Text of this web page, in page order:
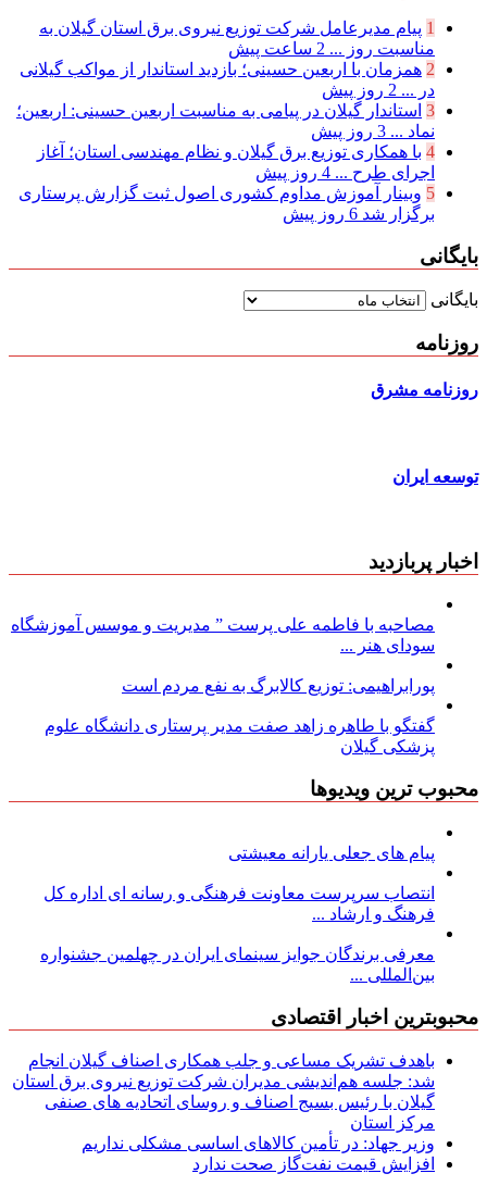
1 پیام مدیرعامل شركت توزیع نیروی برق استان گیلان به
مناسبت روز ... 2 ساعت پیش
2 همزمان با اربعین حسینی؛ بازدید استاندار از مواکب گیلانی
در ... 2 روز پیش
3 استاندار گیلان در پیامی به مناسبت اربعین حسینی: اربعین؛
نماد ... 3 روز پیش
4 با همکاری توزیع برق گیلان و نظام مهندسی استان؛ آغاز
اجرای طرح ... 4 روز پیش
5 وبینار آموزش مداوم کشوری اصول ثبت گزارش پرستاری
برگزار شد 6 روز پیش
بایگانی
بایگانی
روزنامه
روزنامه مشرق
توسعه ایران
اخبار پربازدید
مصاحبه با فاطمه علی پرست ” مدیریت و موسس آموزشگاه
سودای هنر ...
پورابراهیمی: توزیع کالابرگ به نفع مردم است
گفتگو با طاهره زاهد صفت مدیر پرستاری دانشگاه علوم
پزشکی گیلان
محبوب ترین ویدیوها
پیام های جعلی یارانه معیشتی
انتصاب سرپرست معاونت فرهنگی و رسانه ای اداره کل
فرهنگ و ارشاد ...
معرفی برندگان جوایز سینمای ایران در چهلمین جشنواره
بین‌المللی ...
محبوبترین اخبار اقتصادی
باهدف تشریک مساعی و جلب همکاری اصناف گیلان انجام
شد: جلسه هم‌اندیشی مدیران شركت توزیع نیروی برق استان
گیلان با رئیس بسیج اصناف و روسای اتحادیه های صنفی
مركز استان
وزیر جهاد: در تأمین کالاهای اساسی مشکلی نداریم
افزایش قیمت نفت‌گاز صحت ندارد